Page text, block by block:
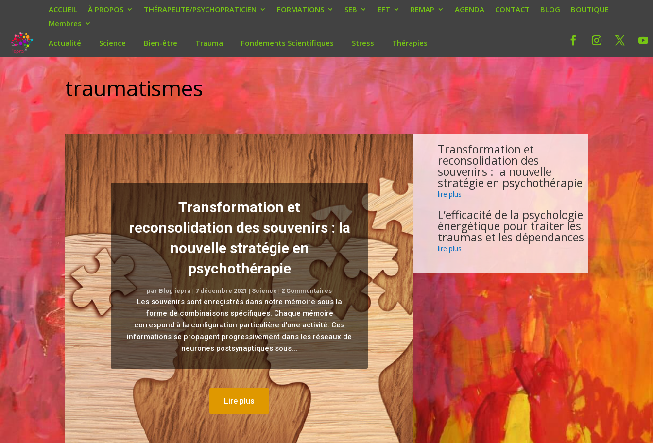
ACCUEIL À PROPOS THÉRAPEUTE/PSYCHOPRATICIEN FORMATIONS SEB EFT REMAP AGENDA CONTACT BLOG
BOUTIQUE
Membres
Actualité
Science Bien-être Trauma Fondements Scientifiques Stress Thérapies
traumatismes
Transformation et
reconsolidation des souvenirs : la
nouvelle stratégie en
psychothérapie
par Blog iepra | 7 décembre 2021 | Science | 2 Commentaires
Les souvenirs sont enregistrés dans notre mémoire sous la
forme de combinaisons spécifiques. Chaque mémoire
correspond à la configuration particulière d'une activité. Ces
informations se propagent progressivement dans les réseaux de
neurones postsynaptiques sous...
Lire plus
Transformation et
reconsolidation des
souvenirs : la nouvelle
stratégie en psychothérapie
lire plus
L’efficacité de la psychologie
énergétique pour traiter les
traumas et les dépendances
lire plus